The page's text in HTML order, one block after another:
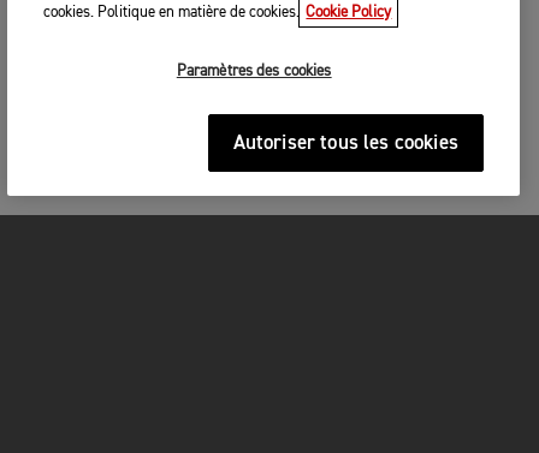
cookies. Politique en matière de cookies. Cookie Policy
Paramètres des cookies
Autoriser tous les cookies